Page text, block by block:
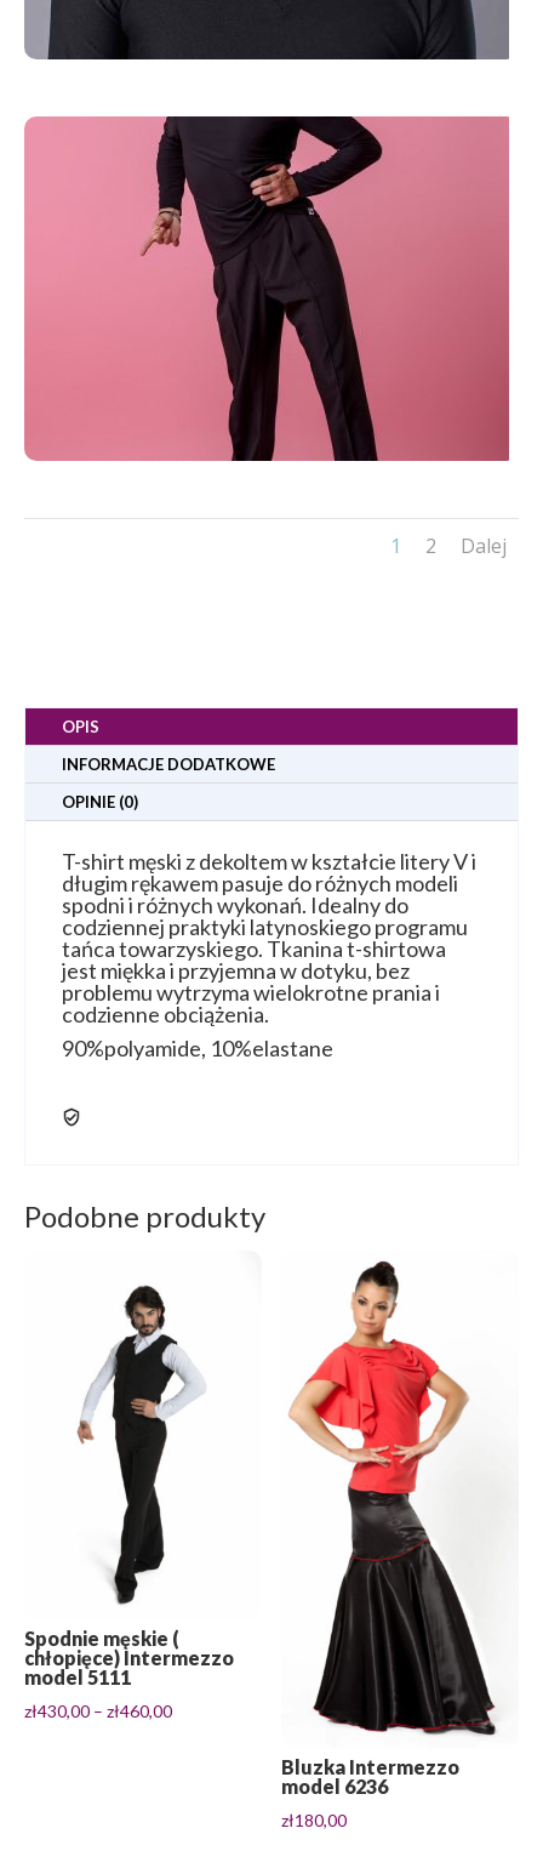
1 2 Dalej
OPIS
INFORMACJE DODATKOWE
OPINIE (0)
T-shirt męski z dekoltem w kształcie litery V i
długim rękawem pasuje do różnych modeli
spodni i różnych wykonań. Idealny do
codziennej praktyki latynoskiego programu
tańca towarzyskiego. Tkanina t-shirtowa
jest miękka i przyjemna w dotyku, bez
problemu wytrzyma wielokrotne prania i
codzienne obciążenia.
90%polyamide, 10%elastane
Podobne produkty
Spodnie męskie (
chłopięce) Intermezzo
model 5111
zł430,00 – zł460,00Zakres
Bluzka Intermezzo
model 6236
zł180,00